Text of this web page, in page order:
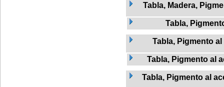
Tabla, Madera,
Tabla,
Tabla, Pigmento al
Tabla, Pigmento al
Tabla, Pigmento al